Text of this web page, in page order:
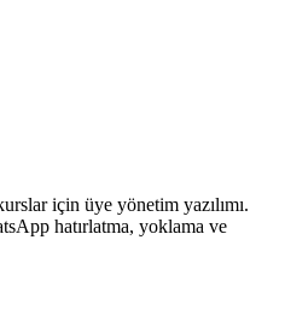
için üye yönetim yazılımı.
hatırlatma, yoklama ve